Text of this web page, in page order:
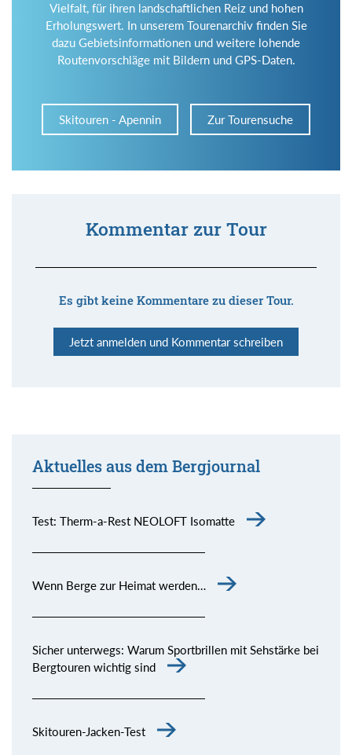
Vielfalt, für ihren landschaftlichen Reiz und hohen
Erholungswert. In unserem Tourenarchiv finden Sie
dazu Gebietsinformationen und weitere lohende
Routenvorschläge mit Bildern und GPS-Daten.
Skitouren - Apennin Zur Tourensuche
Kommentar zur Tour
Es gibt keine Kommentare zu dieser Tour.
Jetzt anmelden und Kommentar schreiben
Aktuelles aus dem Bergjournal
Test: Therm-a-Rest NEOLOFT Isomatte
Wenn Berge zur Heimat werden…
Sicher unterwegs: Warum Sportbrillen mit Sehstärke bei
Bergtouren wichtig sind
Skitouren-Jacken-Test